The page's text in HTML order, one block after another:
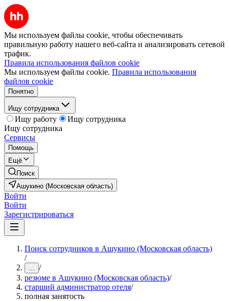
Мы используем файлы cookie, чтобы обеспечивать
правильную работу нашего веб-сайта и анализировать сетевой
трафик.
Правила использования файлов cookie
Мы используем файлы cookie. Правила использования
файлов cookie
Понятно
Ищу сотрудника
Ищу работу
Ищу сотрудника
Ищу сотрудника
Сервисы
Помощь
Ещё
Поиск
Ашукино (Московская область)
Войти
Войти
Зарегистрироваться
Поиск сотрудников в Ашукино (Московская область)
/
... /
резюме в Ашукино (Московская область)/
старший администратор отеля/
полная занятость